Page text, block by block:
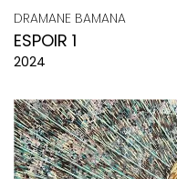
DRAMANE BAMANA
ESPOIR 1
2024